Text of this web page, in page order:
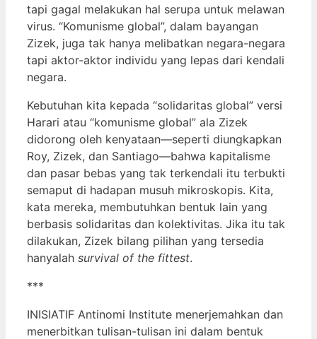
tapi gagal melakukan hal serupa untuk melawan
virus. “Komunisme global”, dalam bayangan
Zizek, juga tak hanya melibatkan negara-negara
tapi aktor-aktor individu yang lepas dari kendali
negara.
Kebutuhan kita kepada “solidaritas global” versi
Harari atau “komunisme global” ala Zizek
didorong oleh kenyataan—seperti diungkapkan
Roy, Zizek, dan Santiago—bahwa kapitalisme
dan pasar bebas yang tak terkendali itu terbukti
semaput di hadapan musuh mikroskopis. Kita,
kata mereka, membutuhkan bentuk lain yang
berbasis solidaritas dan kolektivitas. Jika itu tak
dilakukan, Zizek bilang pilihan yang tersedia
hanyalah survival of the fittest.
***
INISIATIF Antinomi Institute menerjemahkan dan
menerbitkan tulisan-tulisan ini dalam bentuk